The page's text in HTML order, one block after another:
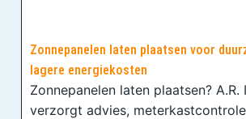
Zonnepanelen laten plaatsen voor
lagere energiekosten
Zonnepanelen laten plaatsen? A.R.
verzorgt advies,